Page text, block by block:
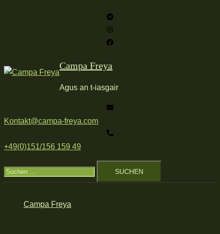
Campa Freya
Agus an t-iasgair
Kontakt@campa-freya.com
+49(0)151/156 159 49
Suchen
nach:
Campa Freya